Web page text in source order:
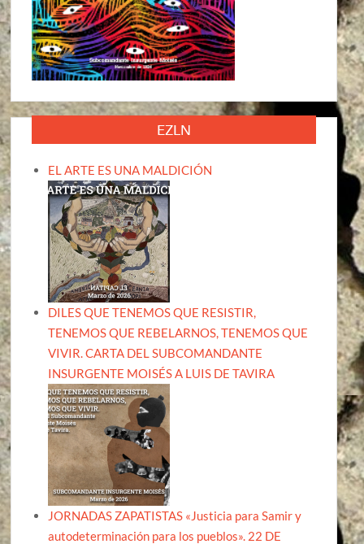
EZLN
EL ARTE ES UNA MALDICIÓN
DILES QUE TENEMOS QUE RESISTIR,
TENEMOS QUE REBELARNOS, TENEMOS QUE
VIVIR. CARTA DEL SUBCOMANDANTE
INSURGENTE MOISÉS A LUIS DE TAVIRA
JORNADAS ZAPATISTAS «Justicia para Samir y
autodeterminación para los pueblos». 22 DE